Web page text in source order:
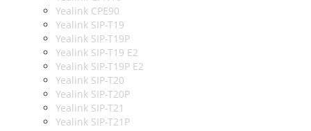
Yealink CPE90
Yealink SIP-T19
Yealink SIP-T19P
Yealink SIP-T19 E2
Yealink SIP-T19P E2
Yealink SIP-T20
Yealink SIP-T20P
Yealink SIP-T21
Yealink SIP-T21P